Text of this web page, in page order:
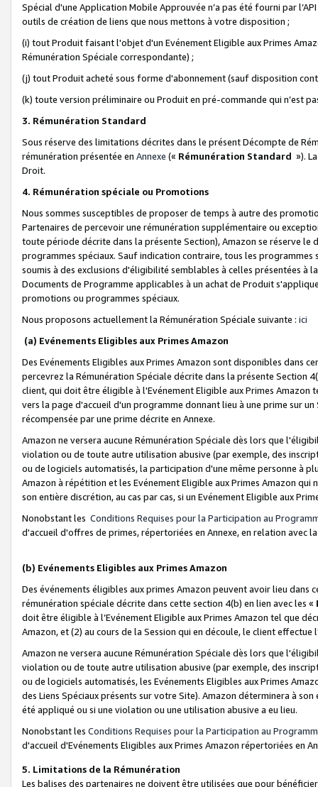
Spécial d'une Application Mobile Approuvée n’a pas été fourni par
outils de création de liens que nous mettons à votre disposition ;
(i) tout Produit faisant l'objet d'un Evénement Eligible aux Primes
Rémunération Spéciale correspondante) ;
(j) tout Produit acheté sous forme d'abonnement (sauf disposition
(k) toute version préliminaire ou Produit en pré-commande qui n’est
3. Rémunération Standard
Sous réserve des limitations décrites dans le présent Décompte de
rémunération présentée en Annexe (« Rémunération Standard »).
Droit.
4. Rémunération spéciale ou Promotions
Nous sommes susceptibles de proposer de temps à autre des
Partenaires de percevoir une rémunération supplémentaire ou
toute période décrite dans la présente Section), Amazon se réserve
programmes spéciaux. Sauf indication contraire, tous les
soumis à des exclusions d'éligibilité semblables à celles présentées à
Documents de Programme applicables à un achat de Produit
promotions ou programmes spéciaux.
Nous proposons actuellement la Rémunération Spéciale suivante : ici
(a) Evénements Eligibles aux Primes Amazon
Des Evénements Eligibles aux Primes Amazon sont disponibles dans
percevrez la Rémunération Spéciale décrite dans la présente Section
client, qui doit être éligible à l'Evénement Eligible aux Primes Amazon
vers la page d'accueil d'un programme donnant lieu à une prime sur
récompensée par une prime décrite en Annexe.
Amazon ne versera aucune Rémunération Spéciale dès lors que
violation ou de toute autre utilisation abusive (par exemple, des
ou de logiciels automatisés, la participation d'une même personne à
Amazon à répétition et les Evénement Eligible aux Primes Amazon qui
son entière discrétion, au cas par cas, si un Evénement Eligible aux
Nonobstant les Conditions Requises pour la Participation au
d'accueil d'offres de primes, répertoriées en Annexe, en relation avec
(b) Evénements Eligibles aux Primes Amazon
Des événements éligibles aux primes Amazon peuvent avoir lieu dans
rémunération spéciale décrite dans cette section 4(b) en lien avec les «
doit être éligible à l’Evénement Eligible aux Primes Amazon tel que
Amazon, et (2) au cours de la Session qui en découle, le client
Amazon ne versera aucune Rémunération Spéciale dès lors que
violation ou de toute autre utilisation abusive (par exemple, des
ou de logiciels automatisés, les Evénements Eligibles aux Primes
des Liens Spéciaux présents sur votre Site). Amazon déterminera à
été appliqué ou si une violation ou une utilisation abusive a eu lieu.
Nonobstant les Conditions Requises pour la Participation au
d'accueil d'Evénements Eligibles aux Primes Amazon répertoriées en
5. Limitations de la Rémunération
Les balises des partenaires ne doivent être utilisées que pour